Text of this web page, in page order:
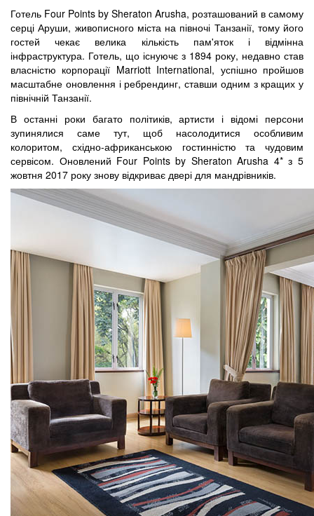
Готель Four Points by Sheraton Arusha, розташований в самому
серці Аруши, живописного міста на півночі Танзанії, тому його
гостей чекає велика кількість пам'яток і відмінна
інфраструктура. Готель, що існуючє з 1894 року, недавно став
власністю корпорації Marriott International, успішно пройшов
масштабне оновлення і ребрендинг, ставши одним з кращих у
північній Танзанії.
В останні роки багато політиків, артисти і відомі персони
зупинялися саме тут, щоб насолодитися особливим
колоритом, східно-африканською гостинністю та чудовим
сервісом. Оновлений Four Points by Sheraton Arusha 4* з 5
жовтня 2017 року знову відкриває двері для мандрівників.